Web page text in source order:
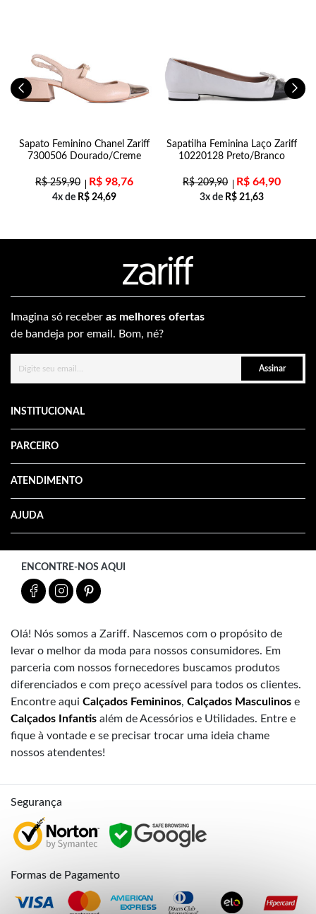
Sapato Feminino Chanel Zariff
7300506 Dourado/Creme
R$259,90 R$ 98,76
4x de R$ 24,69
Sapatilha Feminina Laço Zariff
10220128 Preto/Branco
R$209,90 R$ 64,90
3x de R$ 21,63
Imagina só receber as melhores ofertas
de bandeja por email. Bom, né?
Assinar
INSTITUCIONAL
PARCEIRO
ATENDIMENTO
AJUDA
ENCONTRE-NOS AQUI
Olá! Nós somos a Zariff. Nascemos com o propósito de
levar o melhor da moda para nossos consumidores. Em
parceria com nossos fornecedores buscamos produtos
diferenciados e com preço acessível para todos os clientes.
Encontre aqui Calçados Femininos, Calçados Masculinos e
Calçados Infantis além de Acessórios e Utilidades. Entre e
fique à vontade e se precisar trocar uma ideia chame
nossos atendentes!
Segurança
Formas de Pagamento